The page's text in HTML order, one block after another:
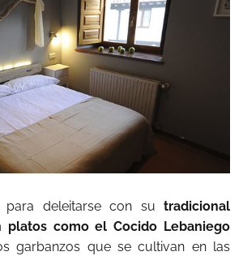
deleitarse con su tradicional
platos como el Cocido Lebaniego
garbanzos que se cultivan en las